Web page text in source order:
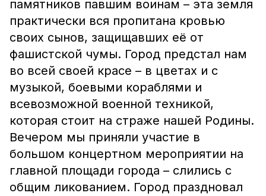
памятников павшим воинам – эта земля
практически вся пропитана кровью
своих сынов, защищавших её от
фашистской чумы. Город предстал нам
во всей своей красе – в цветах и с
музыкой, боевыми кораблями и
всевозможной военной техникой,
которая стоит на страже нашей Родины.
Вечером мы приняли участие в
большом концертном мероприятии на
главной площади города – слились с
общим ликованием. Город праздновал